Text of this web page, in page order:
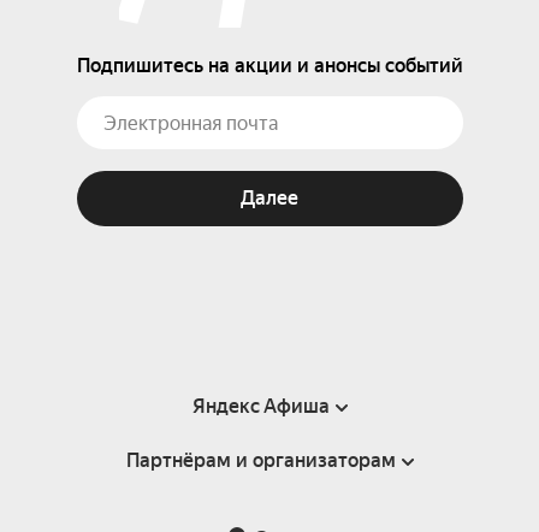
Подпишитесь на акции и анонсы событий
Далее
Яндекс Афиша
Справка
Партнёрам и организаторам